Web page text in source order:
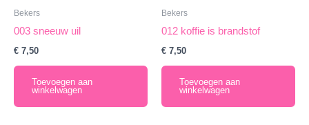
Bekers
003 sneeuw uil
€ 7,50
Toevoegen aan
winkelwagen
Bekers
012 koffie is brandstof
€ 7,50
Toevoegen aan
winkelwagen